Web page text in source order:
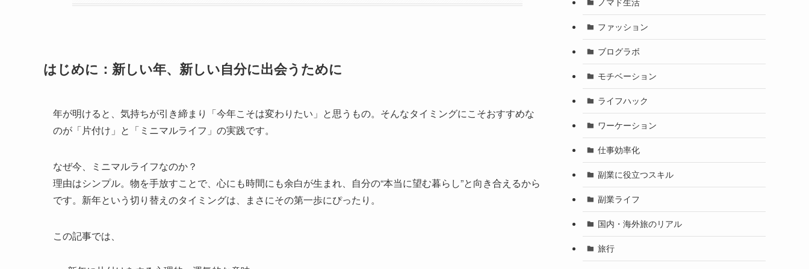
はじめに：新しい年、新しい自分に出会うために
年が明けると、気持ちが引き締まり「今年こそは変わりたい」と思うもの。そんなタイミングにこそおすすめな
のが「片付け」と「ミニマルライフ」の実践です。
なぜ今、ミニマルライフなのか？
理由はシンプル。物を手放すことで、心にも時間にも余白が生まれ、自分の“本当に望む暮らし”と向き合えるから
です。新年という切り替えのタイミングは、まさにその第一歩にぴったり。
この記事では、
ファッション
ブログラボ
モチベーション
ライフハック
ワーケーション
仕事効率化
副業に役立つスキル
副業ライフ
国内・海外旅のリアル
旅行